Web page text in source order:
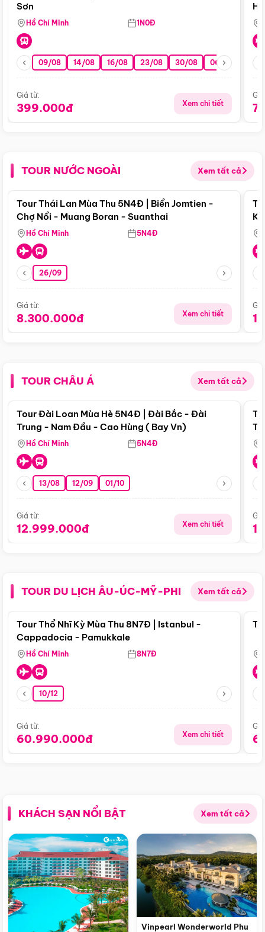
Sơn
Hồ Chí Minh 1N0Đ
09/08 14/08 16/08 23/08 30/08 06/09 13/09
Giá từ:
399.000đ Xem chi tiết
TOUR NƯỚC NGOÀI Xem tất cả
Điểm nổi bật
Tour Thái Lan Mùa Thu 5N4Đ | Biển Jomtien -
Chợ Nổi - Muang Boran - Suanthai
Hồ Chí Minh 5N4Đ
26/09
Giá từ:
8.300.000đ Xem chi tiết
TOUR CHÂU Á Xem tất cả
Điểm nổi bật
Tour Đài Loan Mùa Hè 5N4Đ | Đài Bắc - Đài
Trung - Nam Đầu - Cao Hùng ( Bay Vn)
Hồ Chí Minh 5N4Đ
13/08 12/09 01/10
Giá từ:
12.999.000đ Xem chi tiết
TOUR DU LỊCH ÂU-ÚC-MỸ-PHI Xem tất cả
Điểm nổi bật
Tour Thổ Nhĩ Kỳ Mùa Thu 8N7Đ | Istanbul -
Cappadocia - Pamukkale
Hồ Chí Minh 8N7Đ
10/12
Giá từ:
60.990.000đ Xem chi tiết
KHÁCH SẠN NỔI BẬT Xem tất cả
Vinpearl Wonderworld Phu